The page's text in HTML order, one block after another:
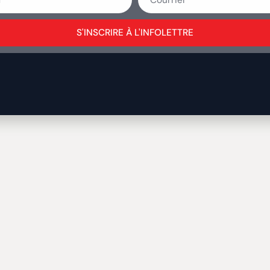
S'INSCRIRE À L'INFOLETTRE